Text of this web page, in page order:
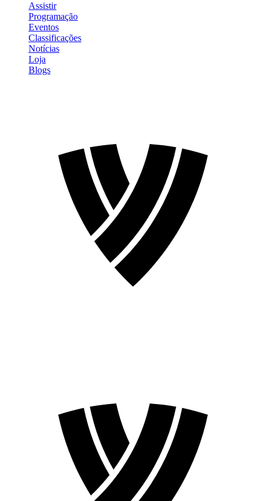
Assistir
Programação
Eventos
Classificações
Notícias
Loja
Blogs